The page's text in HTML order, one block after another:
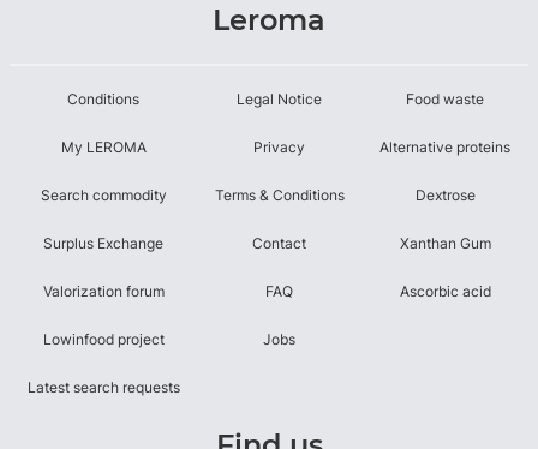
Leroma
Conditions
My LEROMA
Search commodity
Surplus Exchange
Valorization forum
Lowinfood project
Latest search requests
Legal Notice
Privacy
Terms & Conditions
Contact
FAQ
Jobs
Food waste
Alternative proteins
Dextrose
Xanthan Gum
Ascorbic acid